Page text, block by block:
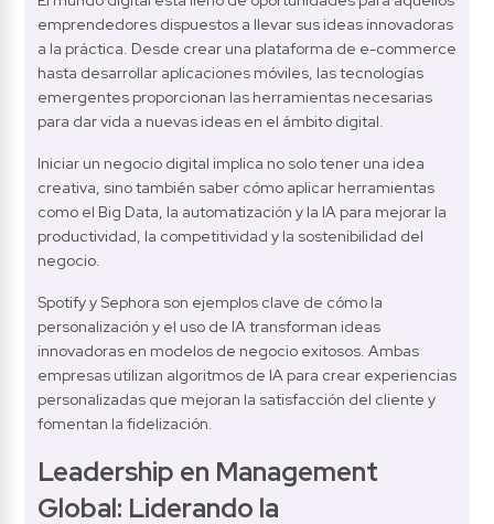
emprendedores dispuestos a llevar sus ideas innovadoras
a la práctica. Desde crear una plataforma de e-commerce
hasta desarrollar aplicaciones móviles, las tecnologías
emergentes proporcionan las herramientas necesarias
para dar vida a nuevas ideas en el ámbito digital.
Iniciar un negocio digital implica no solo tener una idea
creativa, sino también saber cómo aplicar herramientas
como el Big Data, la automatización y la IA para mejorar la
productividad, la competitividad y la sostenibilidad del
negocio.
Spotify y Sephora son ejemplos clave de cómo la
personalización y el uso de IA transforman ideas
innovadoras en modelos de negocio exitosos. Ambas
empresas utilizan algoritmos de IA para crear experiencias
personalizadas que mejoran la satisfacción del cliente y
fomentan la fidelización.
Leadership en Management
Global: Liderando la